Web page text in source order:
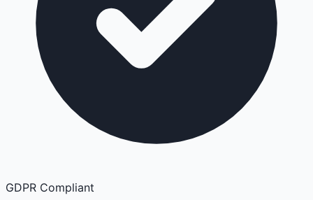
GDPR Compliant